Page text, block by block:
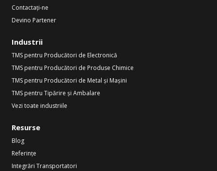
Contactați-ne
Devino Partener
Industrii
TMS pentru Producători de Electronică
TMS pentru Producători de Produse Chimice
TMS pentru Producători de Metal și Mașini
TMS pentru Tipărire și Ambalare
Vezi toate industriile
Resurse
Blog
Referințe
Integrări Transportatori